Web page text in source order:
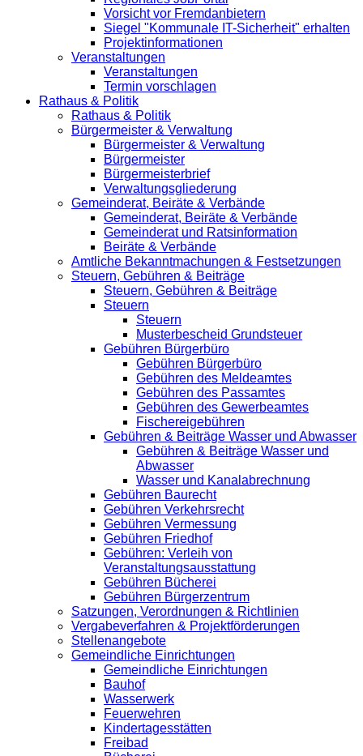
Vorsicht vor Fremdanbietern
Siegel "Kommunale IT-Sicherheit" erhalten
Projektinformationen
Veranstaltungen
Veranstaltungen
Termin vorschlagen
Rathaus & Politik
Rathaus & Politik
Bürgermeister & Verwaltung
Bürgermeister & Verwaltung
Bürgermeister
Bürgermeisterbrief
Verwaltungsgliederung
Gemeinderat, Beiräte & Verbände
Gemeinderat, Beiräte & Verbände
Gemeinderat und Ratsinformation
Beiräte & Verbände
Amtliche Bekanntmachungen & Festsetzungen
Steuern, Gebühren & Beiträge
Steuern, Gebühren & Beiträge
Steuern
Steuern
Musterbescheid Grundsteuer
Gebühren Bürgerbüro
Gebühren Bürgerbüro
Gebühren des Meldeamtes
Gebühren des Passamtes
Gebühren des Gewerbeamtes
Fischereigebühren
Gebühren & Beiträge Wasser und Abwasser
Gebühren & Beiträge Wasser und
Abwasser
Wasser und Kanalabrechnung
Gebühren Baurecht
Gebühren Verkehrsrecht
Gebühren Vermessung
Gebühren Friedhof
Gebühren: Verleih von
Veranstaltungsausstattung
Gebühren Bücherei
Gebühren Bürgerzentrum
Satzungen, Verordnungen & Richtlinien
Vergabeverfahren & Projektförderungen
Stellenangebote
Gemeindliche Einrichtungen
Gemeindliche Einrichtungen
Bauhof
Wasserwerk
Feuerwehren
Kindertagesstätten
Freibad